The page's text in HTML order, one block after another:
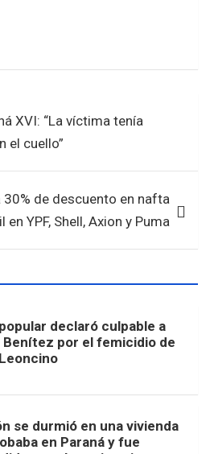
ar
XVI: “La víctima tenía
el cuello”
de descuento en nafta
en YPF, Shell, Axion y Puma
declaró culpable a
Benítez por el femicidio de
se durmió en una vivienda
en Paraná y fue